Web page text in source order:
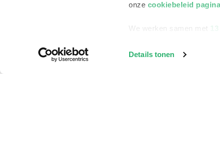
onze cookiebeleid
We werken samen met
Details tonen
Klantenservice